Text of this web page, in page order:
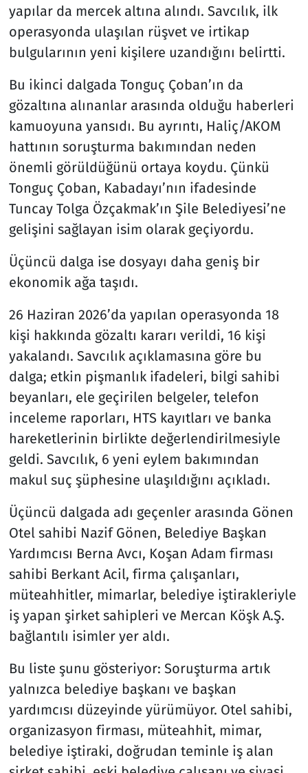
yapılar da mercek altına alındı. Savcılık, ilk
operasyonda ulaşılan rüşvet ve irtikap
bulgularının yeni kişilere uzandığını belirtti.
Bu ikinci dalgada Tonguç Çoban’ın da
gözaltına alınanlar arasında olduğu haberleri
kamuoyuna yansıdı. Bu ayrıntı, Haliç/AKOM
hattının soruşturma bakımından neden
önemli görüldüğünü ortaya koydu. Çünkü
Tonguç Çoban, Kabadayı’nın ifadesinde
Tuncay Tolga Özçakmak’ın Şile Belediyesi’ne
gelişini sağlayan isim olarak geçiyordu.
Üçüncü dalga ise dosyayı daha geniş bir
ekonomik ağa taşıdı.
26 Haziran 2026’da yapılan operasyonda 18
kişi hakkında gözaltı kararı verildi, 16 kişi
yakalandı. Savcılık açıklamasına göre bu
dalga; etkin pişmanlık ifadeleri, bilgi sahibi
beyanları, ele geçirilen belgeler, telefon
inceleme raporları, HTS kayıtları ve banka
hareketlerinin birlikte değerlendirilmesiyle
geldi. Savcılık, 6 yeni eylem bakımından
makul suç şüphesine ulaşıldığını açıkladı.
Üçüncü dalgada adı geçenler arasında Gönen
Otel sahibi Nazif Gönen, Belediye Başkan
Yardımcısı Berna Avcı, Koşan Adam firması
sahibi Berkant Acil, firma çalışanları,
müteahhitler, mimarlar, belediye iştirakleriyle
iş yapan şirket sahipleri ve Mercan Köşk A.Ş.
bağlantılı isimler yer aldı.
Bu liste şunu gösteriyor: Soruşturma artık
yalnızca belediye başkanı ve başkan
yardımcısı düzeyinde yürümüyor. Otel sahibi,
organizasyon firması, müteahhit, mimar,
belediye iştiraki, doğrudan teminle iş alan